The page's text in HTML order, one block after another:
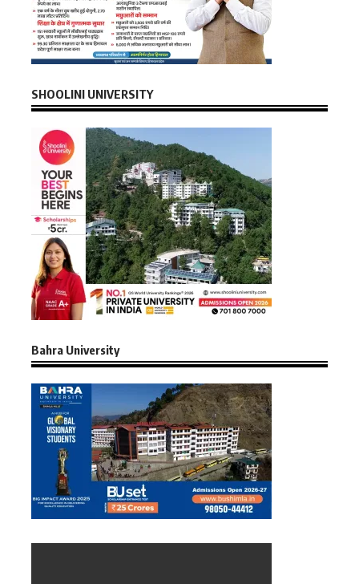
SHOOLINI UNIVERSITY
Bahra University